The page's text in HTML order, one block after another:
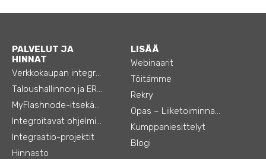
PALVELUT JA
HINNAT
Verkkokaupan integraatiot
Taloushallinnon ja ERP:n integraatiot
MyFlashnode-itsekäyttö-automaatio
Integroitavat ohjelmistot
Integraatio-projektit
Hinnasto
LISÄÄ
Webinaarit
Töitämme
Rekry
Opas – Liiketoiminnan tehostamiseen
Kumppaniesittelyt
Blogi